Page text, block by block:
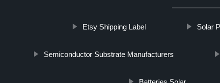
Etsy Shipping Label Solar
Semiconductor Substrate Manufacturers